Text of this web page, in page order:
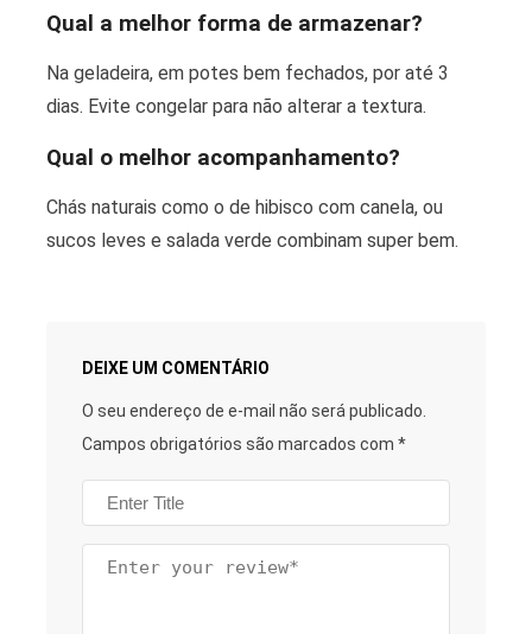
Qual a melhor forma de armazenar?
Na geladeira, em potes bem fechados, por até 3
dias. Evite congelar para não alterar a textura.
Qual o melhor acompanhamento?
Chás naturais como o de hibisco com canela, ou
sucos leves e salada verde combinam super bem.
DEIXE UM COMENTÁRIO
O seu endereço de e-mail não será publicado.
Campos obrigatórios são marcados com *